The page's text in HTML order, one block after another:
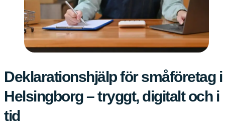
Deklarationshjälp för småföretag i
Helsingborg – tryggt, digitalt och i
tid